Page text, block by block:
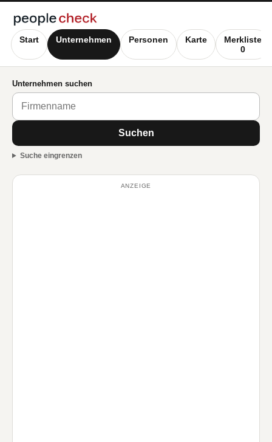
Start Unternehmen Personen Karte
Merkliste
0
Unternehmen suchen
Suchen
Suche eingrenzen
ANZEIGE